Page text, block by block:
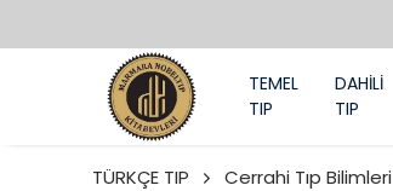
TEMEL
TIP
DAHİLİ
TIP
TÜRKÇE TIP Cerrahi Tıp Bilimleri